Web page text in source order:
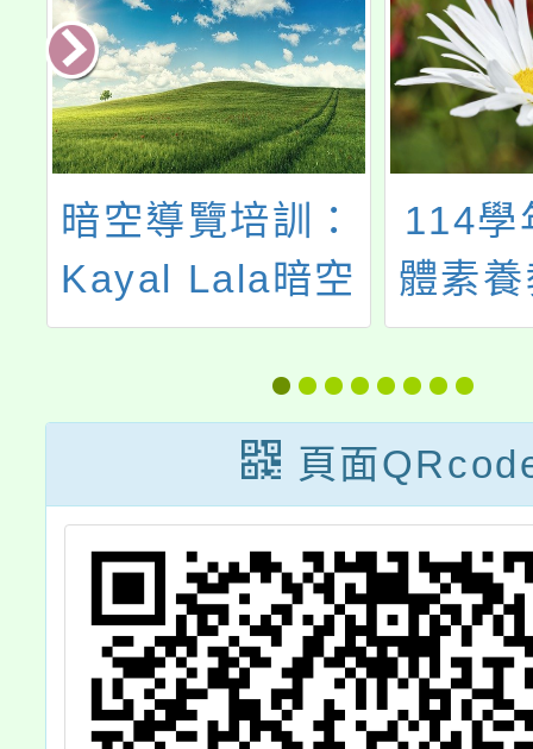
暗空導覽培訓：
Kayal Lala暗空
守護培訓課程
114學
體素
經驗
頁面